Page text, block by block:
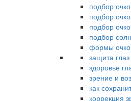
подбор
подбор
подбор
подбор
формы
защита
здоровье
зрение и
как
коррекция